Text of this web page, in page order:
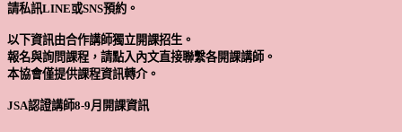
請私訊LINE或SNS預約。
以下資訊由合作講師獨立開課招生。
報名與詢問課程，請點入內文直接聯繫各開課講師。
本協會僅提供課程資訊轉介。
JSA認證講師8-9月開課資訊